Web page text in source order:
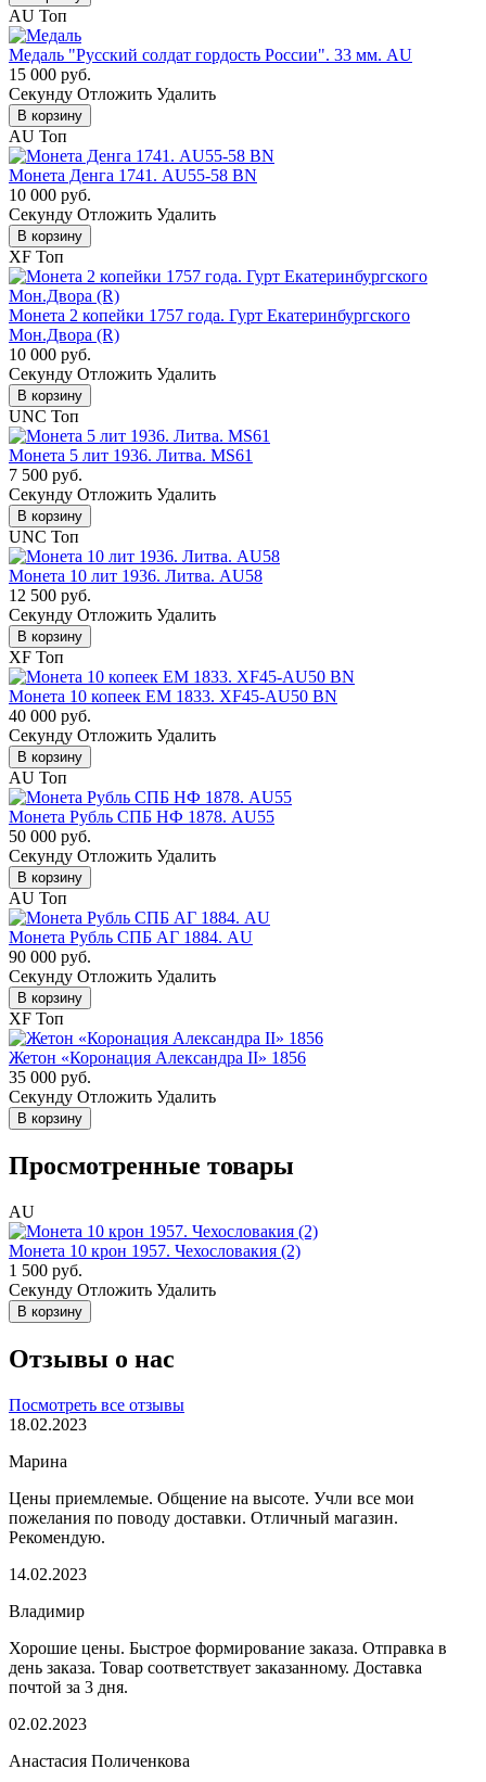
AU Топ
Медаль "Русский солдат гордость России". 33 мм. AU
15 000 руб.
Cекунду Отложить Удалить
В корзину
AU Топ
Монета Денга 1741. AU55-58 BN
10 000 руб.
Cекунду Отложить Удалить
В корзину
XF Топ
Монета 2 копейки 1757 года. Гурт Екатеринбургского
Мон.Двора (R)
10 000 руб.
Cекунду Отложить Удалить
В корзину
UNC Топ
Монета 5 лит 1936. Литва. MS61
7 500 руб.
Cекунду Отложить Удалить
В корзину
UNC Топ
Монета 10 лит 1936. Литва. AU58
12 500 руб.
Cекунду Отложить Удалить
В корзину
XF Топ
Монета 10 копеек ЕМ 1833. XF45-AU50 BN
40 000 руб.
Cекунду Отложить Удалить
В корзину
AU Топ
Монета Рубль СПБ НФ 1878. AU55
50 000 руб.
Cекунду Отложить Удалить
В корзину
AU Топ
Монета Рубль СПБ АГ 1884. AU
90 000 руб.
Cекунду Отложить Удалить
В корзину
XF Топ
Жетон «Коронация Александра II» 1856
35 000 руб.
Cекунду Отложить Удалить
В корзину
Просмотренные товары
AU
Монета 10 крон 1957. Чехословакия (2)
1 500 руб.
Cекунду Отложить Удалить
В корзину
Отзывы о нас
Посмотреть все отзывы
18.02.2023
Марина
Цены приемлемые. Общение на высоте. Учли все мои
пожелания по поводу доставки. Отличный магазин.
Рекомендую.
14.02.2023
Владимир
Хорошие цены. Быстрое формирование заказа. Отправка в
день заказа. Товар соответствует заказанному. Доставка
почтой за 3 дня.
02.02.2023
Анастасия Поличенкова